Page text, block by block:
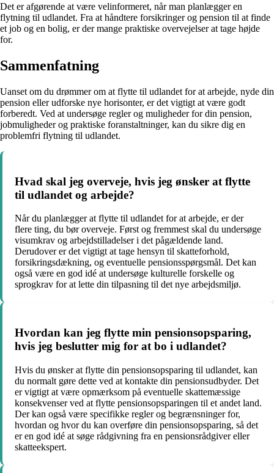
Det er afgørende at være velinformeret, når man planlægger en
flytning til udlandet. Fra at håndtere forsikringer og pension til at finde
et job og en bolig, er der mange praktiske overvejelser at tage højde
for.
Sammenfatning
Uanset om du drømmer om at flytte til udlandet for at arbejde, nyde din
pension eller udforske nye horisonter, er det vigtigt at være godt
forberedt. Ved at undersøge regler og muligheder for din pension,
jobmuligheder og praktiske foranstaltninger, kan du sikre dig en
problemfri flytning til udlandet.
Hvad skal jeg overveje, hvis jeg ønsker at flytte
til udlandet og arbejde?
Når du planlægger at flytte til udlandet for at arbejde, er der
flere ting, du bør overveje. Først og fremmest skal du undersøge
visumkrav og arbejdstilladelser i det pågældende land.
Derudover er det vigtigt at tage hensyn til skatteforhold,
forsikringsdækning, og eventuelle pensionsspørgsmål. Det kan
også være en god idé at undersøge kulturelle forskelle og
sprogkrav for at lette din tilpasning til det nye arbejdsmiljø.
Hvordan kan jeg flytte min pensionsopsparing,
hvis jeg beslutter mig for at bo i udlandet?
Hvis du ønsker at flytte din pensionsopsparing til udlandet, kan
du normalt gøre dette ved at kontakte din pensionsudbyder. Det
er vigtigt at være opmærksom på eventuelle skattemæssige
konsekvenser ved at flytte pensionsopsparingen til et andet land.
Der kan også være specifikke regler og begrænsninger for,
hvordan og hvor du kan overføre din pensionsopsparing, så det
er en god idé at søge rådgivning fra en pensionsrådgiver eller
skatteekspert.